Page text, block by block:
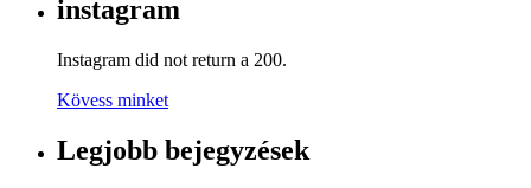
instagram
Instagram did not return a 200.
Kövess minket
Legjobb bejegyzések